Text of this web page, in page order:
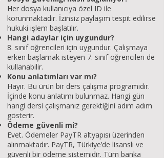
Her dosya kullanıcıya özel ID ile
korunmaktadır. İzinsiz paylaşım tespit edilirse
hukuki işlem başlatılır.
Hangi adaylar için uygundur?
8. sınıf öğrencileri için uygundur. Çalışmaya
erken başlamak isteyen 7. sınıf öğrencileri de
kullanabilir.
Konu anlatımları var mı?
Hayır. Bu ürün bir ders çalışma programıdır.
İçinde konu anlatımı bulunmaz. Hangi gün
hangi dersi çalışmanız gerektiğini adım adım
gösterir.
Ödeme güvenli mi?
Evet. Ödemeler PayTR altyapısı üzerinden
alınmaktadır. PayTR, Türkiye’de lisanslı ve
güvenli bir ödeme sistemidir. Tüm banka